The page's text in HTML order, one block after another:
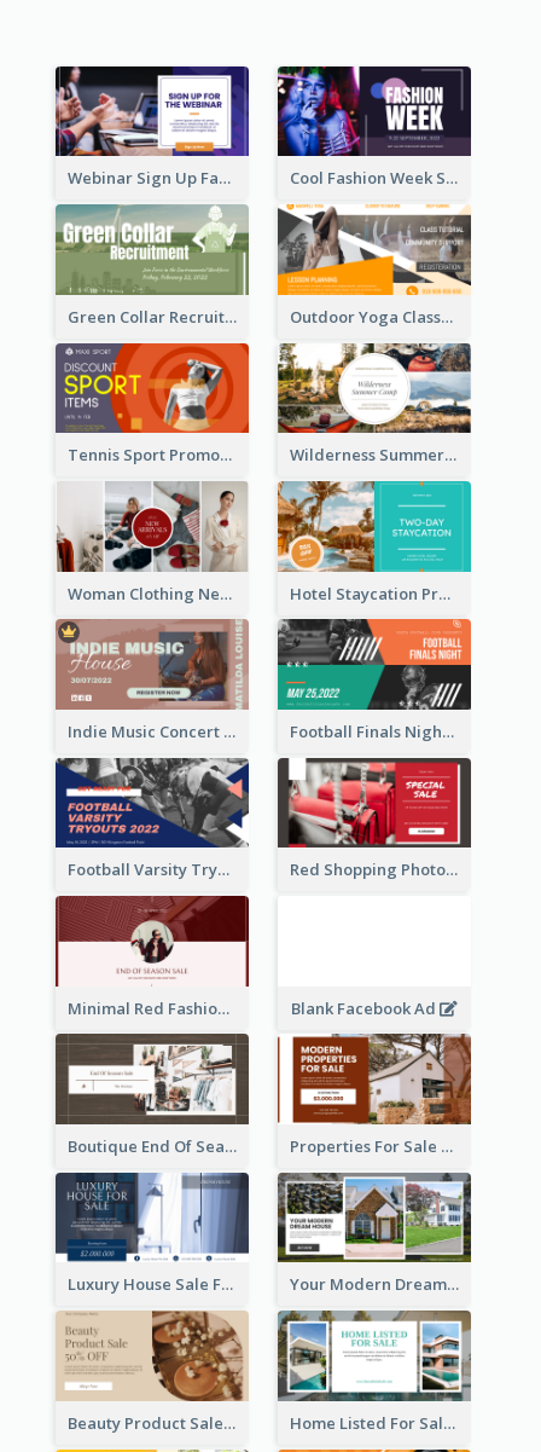
Webinar Sign Up Facebook Ad Cool Fashion Week Sale Facebook Ad
Green Collar Recruit Facebook Ad Outdoor Yoga Classes Facebook Ad
Tennis Sport Promote Facebook Ad Wilderness Summer Camp Facebook Post
Woman Clothing New Arrivals Facebook Ad Hotel Staycation Promotion Facebook Ad
Indie Music Concert Facebook Ad Football Finals Night Watching Facebook Ad
Football Varsity Tryouts Sports Facebook Ad Red Shopping Photo Special Sale Facebook Ad
Minimal Red Fashion Photo Sale Facebook Ad Blank Facebook Ad
Boutique End Of Season Sale Facebook Ad Properties For Sale Facebook Ad
Luxury House Sale Facebook Ad Your Modern Dream House Facebook Ad
Beauty Product Sale Facebook Ad Home Listed For Sale Facebook Ad